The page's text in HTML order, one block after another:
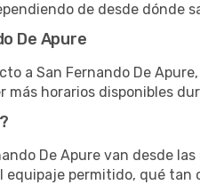
de desde dónde
De Apure
a San Fernando De
horarios disponibles
De Apure van desde
equipaje permitido, qué